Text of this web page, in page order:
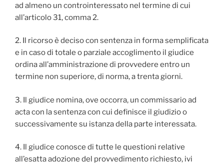
ad almeno un controinteressato nel termine di cui
all’articolo 31, comma 2.
2. Il ricorso è deciso con sentenza in forma semplificata
e in caso di totale o parziale accoglimento il giudice
ordina all’amministrazione di provvedere entro un
termine non superiore, di norma, a trenta giorni.
3. Il giudice nomina, ove occorra, un commissario ad
acta con la sentenza con cui definisce il giudizio o
successivamente su istanza della parte interessata.
4. Il giudice conosce di tutte le questioni relative
all’esatta adozione del provvedimento richiesto, ivi